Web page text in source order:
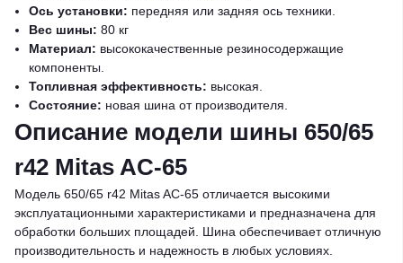
Ось установки: передняя или задняя ось техники.
Вес шины: 80 кг
Материал: высококачественные резиносодержащие
компоненты.
Топливная эффективность: высокая.
Состояние: новая шина от производителя.
Описание модели шины 650/65
r42 Mitas AC-65
Модель 650/65 r42 Mitas AC-65 отличается высокими
эксплуатационными характеристиками и предназначена для
обработки больших площадей. Шина обеспечивает отличную
производительность и надежность в любых условиях.